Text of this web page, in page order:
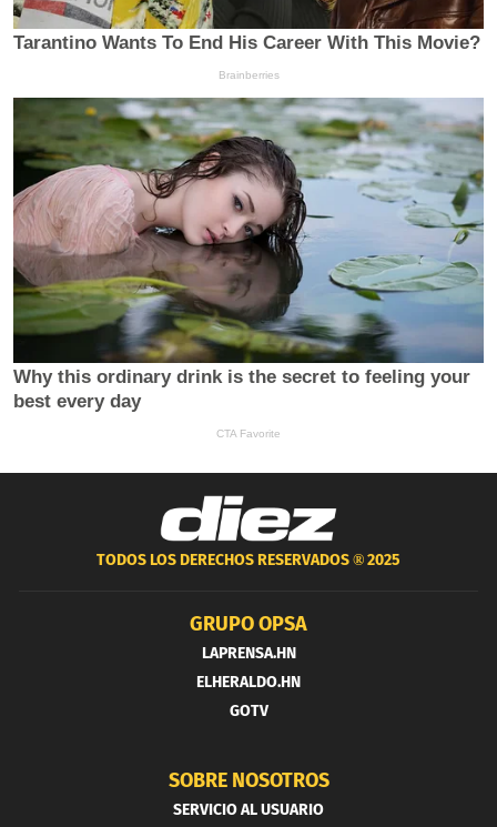
TODOS LOS DERECHOS RESERVADOS ®2025
GRUPO OPSA
LAPRENSA.HN
ELHERALDO.HN
GOTV
SOBRE NOSOTROS
SERVICIO AL USUARIO